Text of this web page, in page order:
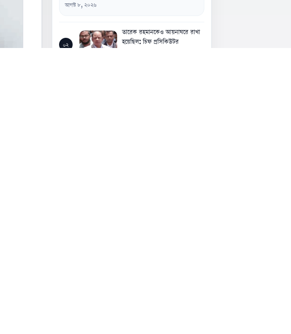
আগস্ট ৮, ২০২৬
০২
তারেক রহমানকেও আয়নাঘরে রাখা
হয়েছিল: চিফ প্রসিকিউটর